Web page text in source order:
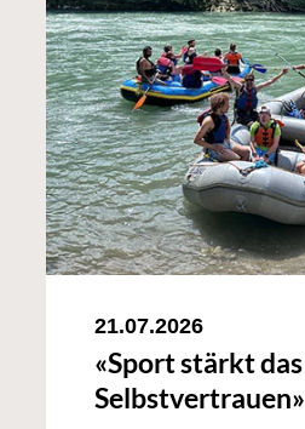
21.07.2026
«Sport stärkt das
Selbstvertrauen»